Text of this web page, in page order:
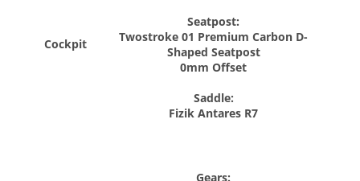
Cockpit
Seatpost:
Twostroke 01 Premium Carbon D-
Shaped Seatpost
0mm Offset
Saddle:
Fizik Antares R7
Gears: